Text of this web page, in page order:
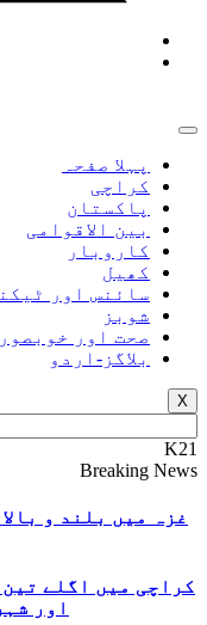
پہلا صفحہ
کراچی
پاکستان
بین الاقوامی
کاروبار
کھیل
سائنس اور
شوبز
صحت اور
بلاگز-اردو
X
K21
Breaking News
غزہ میں بلند و
کراچی میں اگلے
اور